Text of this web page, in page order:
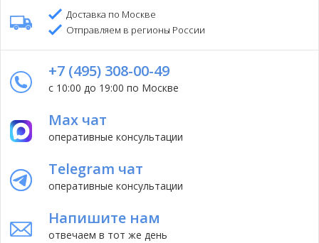
Доставка по Москве
Отправляем в регионы России
+7 (495) 308-00-49
с 10:00 до 19:00 по Москве
Max чат
оперативные консультации
Telegram чат
оперативные консультации
Напишите нам
отвечаем в тот же день